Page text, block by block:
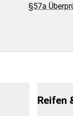
§57a
Reifen